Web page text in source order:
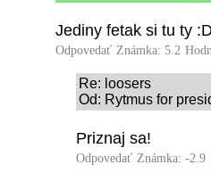
Jediny fetak si tu ty
Odpovedať Známka: 5.2
Re: loosers
Od: Rytmus for
Priznaj sa!
Odpovedať Známka: -2.9